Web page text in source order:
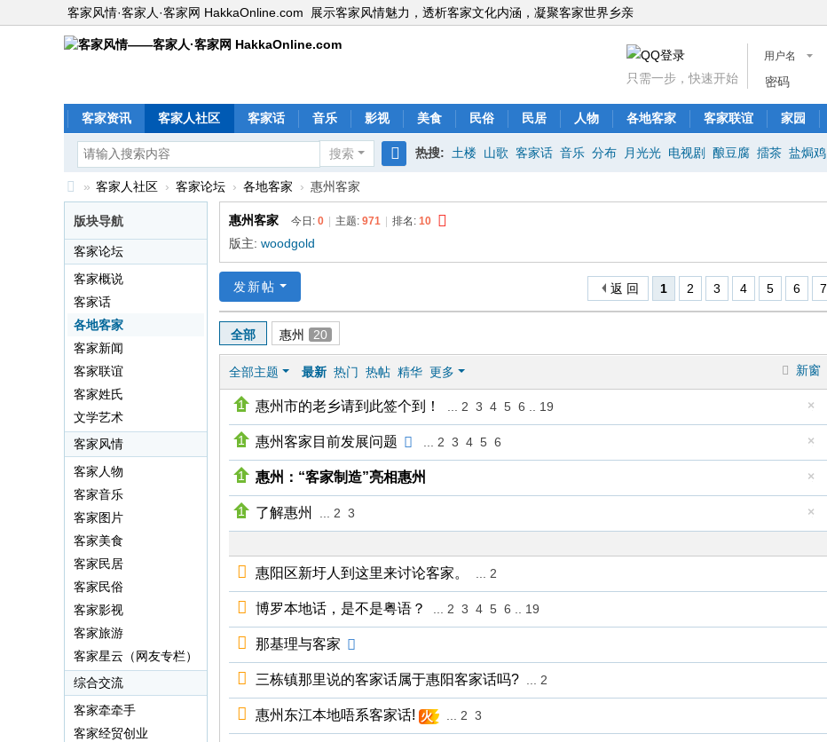
客家风情·客家人·客家网 HakkaOnline.com 展示客家风情魅力，透析客家文化内涵，凝聚客家世界乡亲
用户名
密码
只需一步，快速开始
客家资讯 客家人社区 客家话 音乐 影视 美食 民俗 民居 人物 各地客家 客家联谊 家园
搜索
索
热搜: 土楼 山歌 客家话 音乐 分布 月光光 电视剧 酿豆腐 擂茶 盐焗鸡
客
家
风
情
—
—
客
家
人
客
家
网
H
ak
O
nli
ne
.c
» 客家人社区 › 客家论坛 › 各地客家 › 惠州客家
版块导航
客家论坛
客家概说
客家话
各地客家
客家新闻
客家联谊
客家姓氏
文学艺术
客家风情
客家人物
客家音乐
客家图片
客家美食
客家民居
客家民俗
客家影视
客家旅游
客家星云（网友专栏）
综合交流
客家牵牵手
客家经贸创业
惠州客家 今日: 0 主题: 971 排名: 10
版主: woodgold
1 2 3 4 5 6 7
返 回
发新帖
全部 惠州 20
新窗
全部主题 最新 热门 热帖 精华 更多
藏
置
顶
帖
惠州市的老乡请到此签个到！ 2 3 4 5 6 19
藏
置
顶
帖
惠州客家目前发展问题 2 3 4 5 6
藏
置
顶
帖
惠州：“客家制造”亮相惠州
藏
顶
了解惠州 2 3
惠阳区新圩人到这里来讨论客家。 2
博罗本地话，是不是粤语？ 2 3 4 5 6 19
那基理与客家
三栋镇那里说的客家话属于惠阳客家话吗? 2
惠州东江本地唔系客家话! 火 2 3